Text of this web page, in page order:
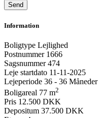
Information
Boligtype Lejlighed
Postnummer 1666
Sagsnummer 474
Leje startdato 11-11-2025
Lejeperiode 36 - 36 Måneder
Boligareal 77 m2
Pris 12.500 DKK
Depositum 37.500 DKK